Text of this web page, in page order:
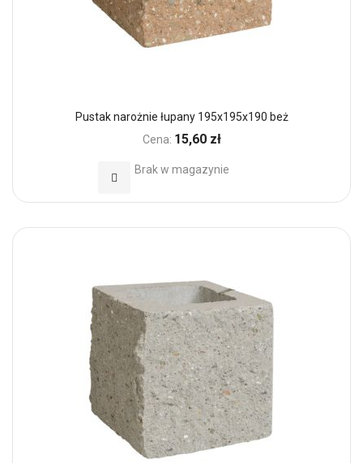
Pustak narożnie łupany 195x195x190 beż
Cena: 15,60 zł
Brak w magazynie
Dodaj do Ulubionych